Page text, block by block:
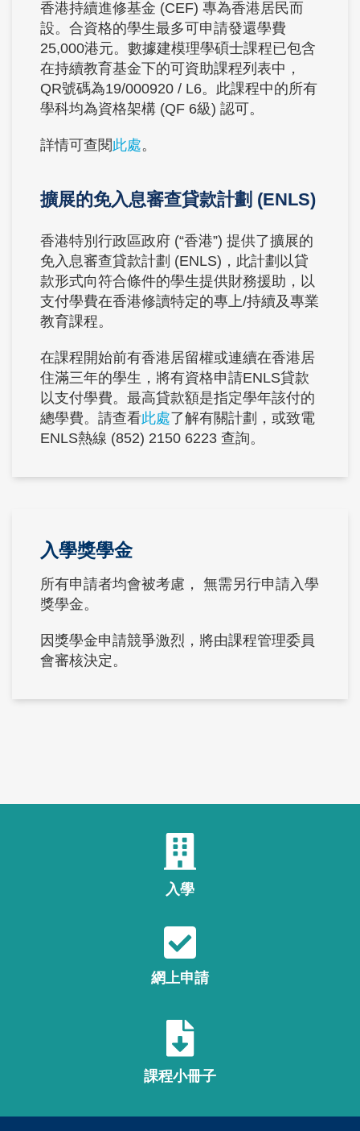
香港持續進修基金 (CEF) 專為香港居民而
設。合資格的學生最多可申請發還學費
25,000港元。數據建模理學碩士課程已包含
在持續教育基金下的可資助課程列表中，
QR號碼為19/000920 / L6。此課程中的所有
學科均為資格架構 (QF 6級) 認可。
詳情可查閱此處。
擴展的免入息審查貸款計劃 (ENLS)
香港特別行政區政府 (“香港”) 提供了擴展的
免入息審查貸款計劃 (ENLS)，此計劃以貸
款形式向符合條件的學生提供財務援助，以
支付學費在香港修讀特定的專上/持續及專業
教育課程。
在課程開始前有香港居留權或連續在香港居
住滿三年的學生，將有資格申請ENLS貸款
以支付學費。最高貸款額是指定學年該付的
總學費。請查看此處了解有關計劃，或致電
ENLS熱線 (852) 2150 6223 查詢。
Text
入學獎學金
所有申請者均會被考慮， 無需另行申請入學
獎學金。
因獎學金申請競爭激烈，將由課程管理委員
會審核決定。
入學
網上申請
課程小冊子